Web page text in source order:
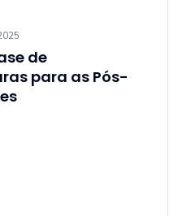
de
para as Pós-